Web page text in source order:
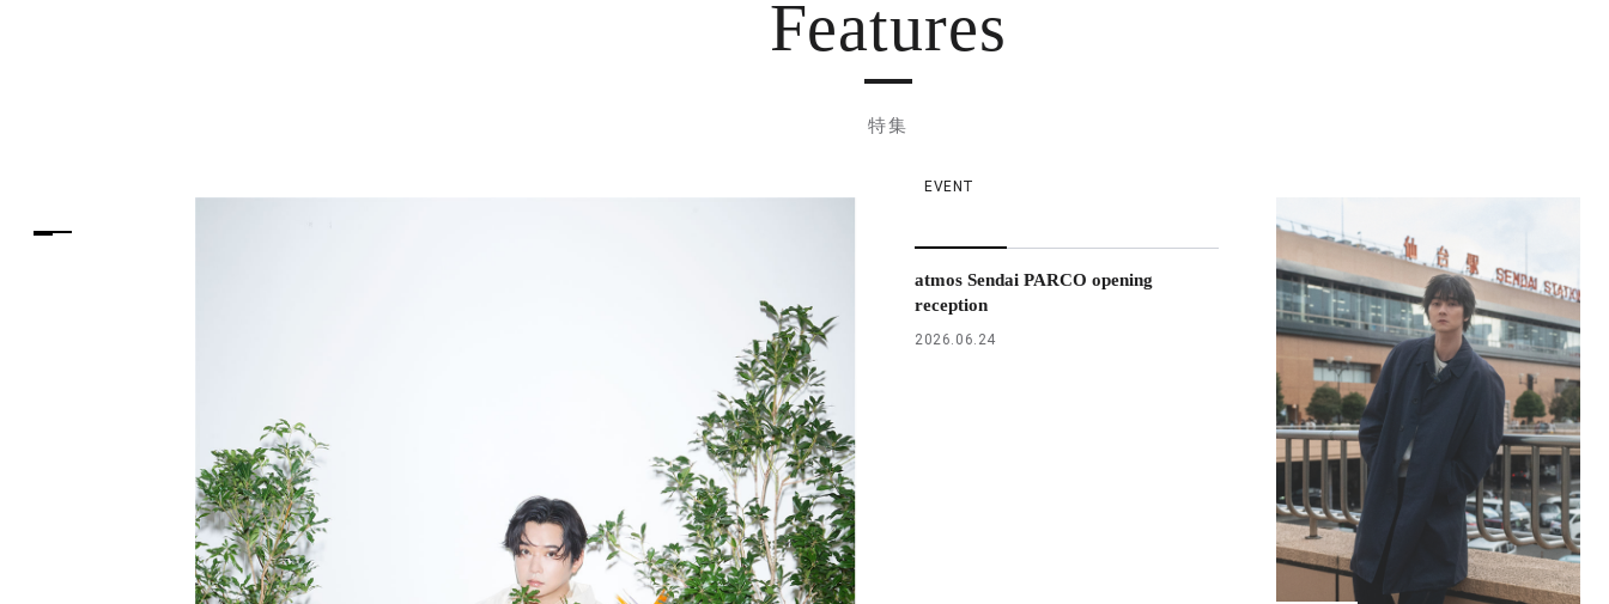
Features
特集
EVENT
atmos Sendai PARCO opening
reception
2026.06.24